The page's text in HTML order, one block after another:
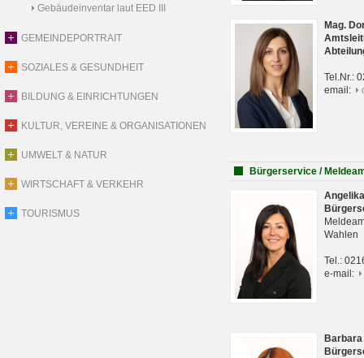
Gebäudeinventar laut EED III
GEMEINDEPORTRAIT
SOZIALES & GESUNDHEIT
BILDUNG & EINRICHTUNGEN
KULTUR, VEREINE & ORGANISATIONEN
UMWELT & NATUR
WIRTSCHAFT & VERKEHR
TOURISMUS
Mag.
Tel.Nr.:
email:
Bürgerservice /
Wahlen
Tel.:
e-mail: